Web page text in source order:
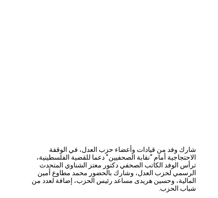
شارك وفد من قيادات وأعضاء حزب العدل، في الوقفة
الاحتجاجية أمام “نقابة الصحفيين” دعما للقضية الفلسطينية،
ترأس الوفد الكاتب الصحفي دكتور معتز الشناوي المتحدث
الرسمي لحزب العدل، وشارك بالحضور محمد مطاوع أمين
المالية، وحسين هريدى مساعد رئيس الحزب، إضافة لعدد من
شباب الحزب.